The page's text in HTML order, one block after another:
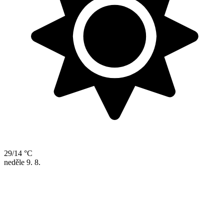
29/14 °C
neděle 9. 8.